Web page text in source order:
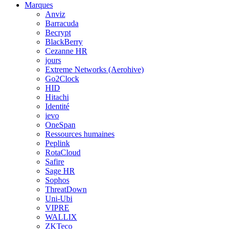
Marques
Anviz
Barracuda
Becrypt
BlackBerry
Cezanne HR
jours
Extreme Networks (Aerohive)
Go2Clock
HID
Hitachi
Identité
ievo
OneSpan
Ressources humaines
Peplink
RotaCloud
Safire
Sage HR
Sophos
ThreatDown
Uni-Ubi
VIPRE
WALLIX
ZKTeco